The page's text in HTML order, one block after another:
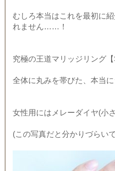
むしろ本当はこれを最初に
れません……！
究極の王道マリッジリング【
全体に丸みを帯びた、本当
女性用にはメレーダイヤ(小
(この写真だと分かりづら